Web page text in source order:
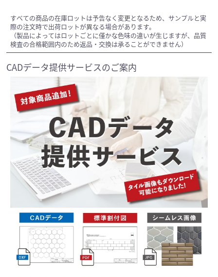
すべての商品の在庫ロットは予告なく変更となるため、サンプルと実
際の注文時で出荷ロットが異なる場合があります。
（製品によってはロットごとに僅かな色味の違いが生じますが、品質
検査の合格範囲内のため返品・交換は承ることができません）
CADデータ提供サービスのご案内